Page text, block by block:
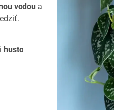
vodou a
husto